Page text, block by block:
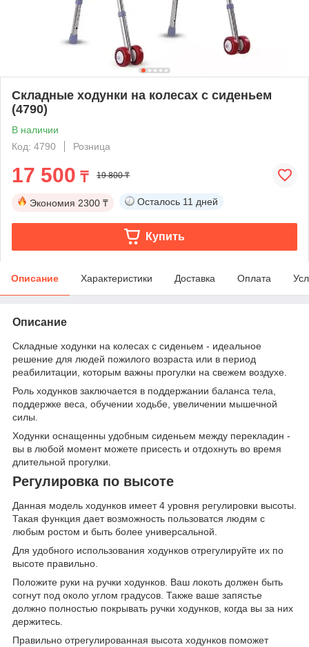
Складные ходунки на колесах с сиденьем
(4790)
В наличии
Код: 4790
Розница
17 500 ₸ 19 800 ₸
Экономия 2300 ₸ Осталось 11 дней
Купить
Описание Характеристики Доставка Оплата
Описание
Складные ходунки на колесах с сиденьем - идеальное
решение для людей пожилого возраста или в период
реабилитации, которым важны прогулки на свежем воздухе.
Роль ходунков заключается в поддержании баланса тела,
поддержке веса, обучении ходьбе, увеличении мышечной
силы.
Ходунки оснащенны удобным сиденьем между перекладин -
вы в любой момент можете присесть и отдохнуть во время
длительной прогулки.
Регулировка по высоте
Данная модель ходунков имеет 4 уровня регулировки высоты.
Такая функция дает возможность пользоватся людям с
любым ростом и быть более универсальной.
Для удобного использования ходунков отрегулируйте их по
высоте правильно.
Положите руки на ручки ходунков. Ваш локоть должен быть
согнут под около углом градусов. Также ваше запястье
должно полностью покрывать ручки ходунков, когда вы за них
держитесь.
Правильно отрегулированная высота ходунков поможет